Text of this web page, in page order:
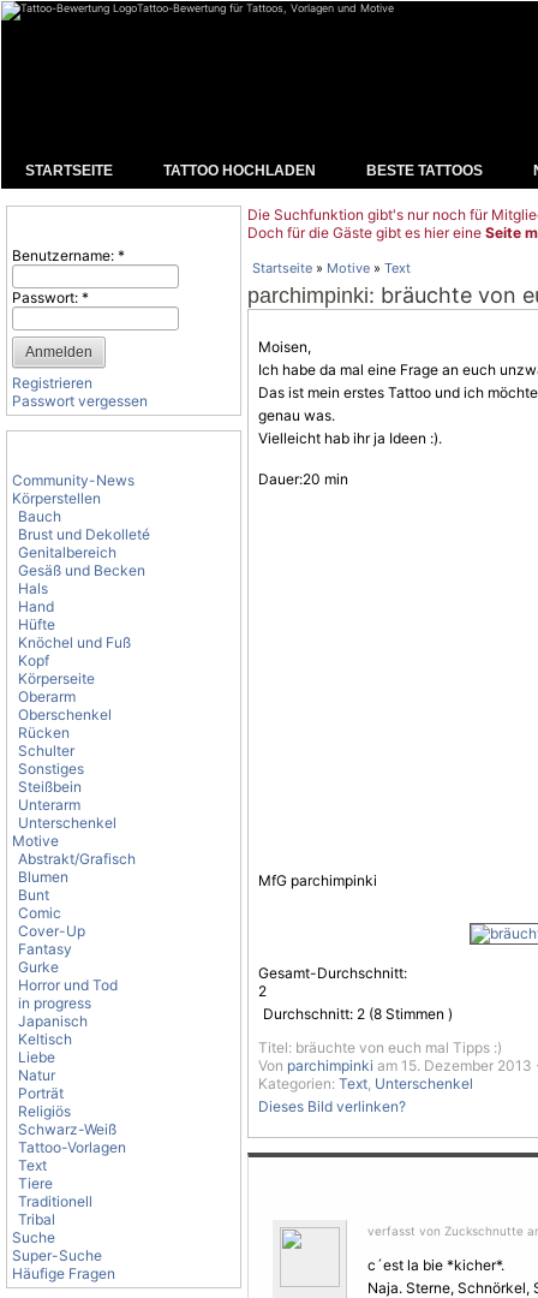
Tattoo-Bewertung für Tattoos, Vorlagen und Motive
STARTSEITE TATTOO HOCHLADEN BESTE TATTOOS
Benutzername: *
Passwort: *
Registrieren
Passwort vergessen
Community-News
Körperstellen
Bauch
Brust und Dekolleté
Genitalbereich
Gesäß und Becken
Hals
Hand
Hüfte
Knöchel und Fuß
Kopf
Körperseite
Oberarm
Oberschenkel
Rücken
Schulter
Sonstiges
Steißbein
Unterarm
Unterschenkel
Motive
Abstrakt/Grafisch
Blumen
Bunt
Comic
Cover-Up
Fantasy
Gurke
Horror und Tod
in progress
Japanisch
Keltisch
Liebe
Natur
Porträt
Religiös
Schwarz-Weiß
Tattoo-Vorlagen
Text
Tiere
Traditionell
Tribal
Suche
Super-Suche
Häufige Fragen
Die Suchfunktion gibt's nur noch für
Doch für die Gäste gibt es hier eine Seite
Startseite » Motive » Text
parchimpinki: bräuchte von
Moisen,
Ich habe da mal eine Frage an euch
Das ist mein erstes Tattoo und ich
genau was.
Vielleicht hab ihr ja Ideen :).
Dauer:20 min
MfG parchimpinki
Gesamt-Durchschnitt:
2
Durchschnitt: 2 (8 Stimmen )
Titel: bräuchte von euch mal Tipps :)
Von parchimpinki am 15. Dezember 2013
Kategorien: Text, Unterschenkel
Dieses Bild verlinken?
verfasst von Zuckschnutte
c´est la bie *kicher*.
Naja. Sterne, Schnörkel,